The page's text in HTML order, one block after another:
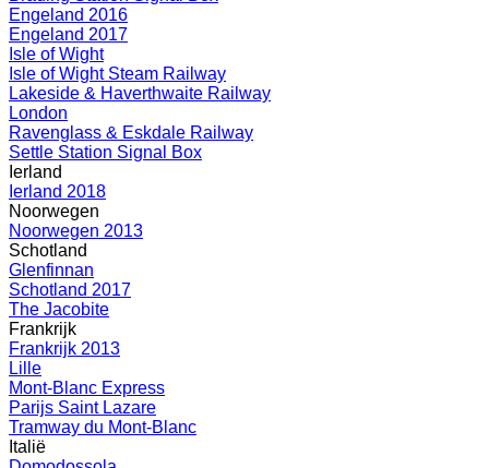
Engeland 2016
Engeland 2017
Isle of Wight
Isle of Wight Steam Railway
Lakeside & Haverthwaite Railway
London
Ravenglass & Eskdale Railway
Settle Station Signal Box
Ierland
Ierland 2018
Noorwegen
Noorwegen 2013
Schotland
Glenfinnan
Schotland 2017
The Jacobite
Frankrijk
Frankrijk 2013
Lille
Mont-Blanc Express
Parijs Saint Lazare
Tramway du Mont-Blanc
Italië